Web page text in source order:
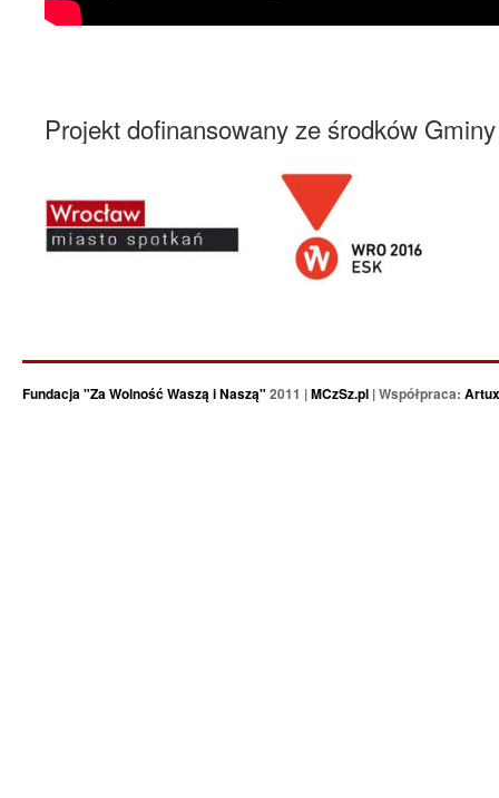
Projekt dofinansowany ze środków
Fundacja "Za Wolność Waszą i Naszą" 2011 |MCzSz.pl | Współpraca: Artux